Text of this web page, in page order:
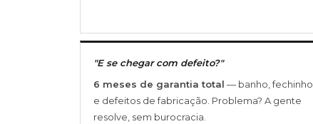
"E se chegar com defeito?"
6 meses de garantia total — banho, fechinho
e defeitos de fabricação. Problema? A gente
resolve, sem burocracia.